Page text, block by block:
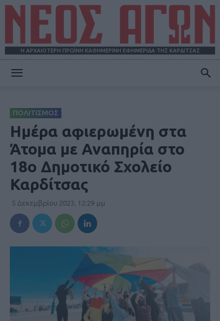
Η ΑΡΧΑΙΟΤΕΡΗ ΠΡΩΪΝΗ ΚΑΘΗΜΕΡΙΝΗ ΕΦΗΜΕΡΙΔΑ ΤΗΣ ΚΑΡΔΙΤΣΑΣ
ΠΟΛΙΤΙΣΜΟΣ
Ημέρα αφιερωμένη στα
Άτομα με Αναπηρία στο
18ο Δημοτικό Σχολείο
Καρδίτσας
5 Δεκεμβρίου 2023, 12:29 μμ